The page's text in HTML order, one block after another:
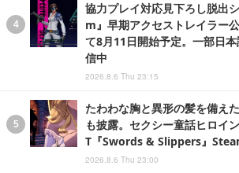
協力プレイ対応見下ろし脱出
m』早期アクセストレイラー
て8月11日開始予定。一部日
信中
2026.8.6 Thu 23:15
たわわな胸と異形の髪を備え
も披露。セクシー童話ヒロイ
T『Swords & Slippers』
2026.8.6 Thu 23:00